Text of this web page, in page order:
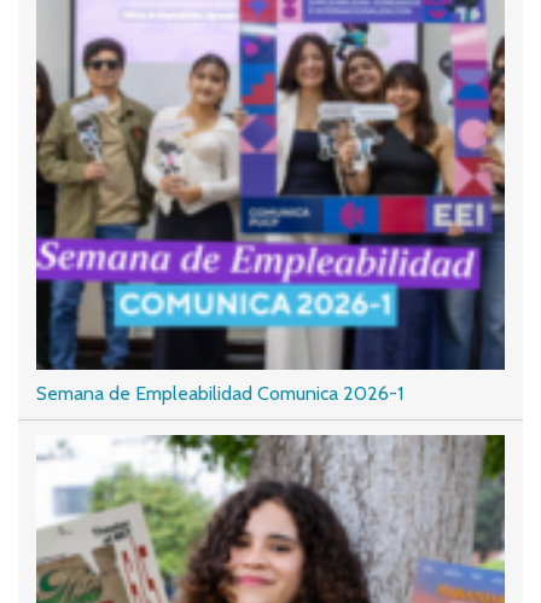
Semana de Empleabilidad Comunica 2026-1